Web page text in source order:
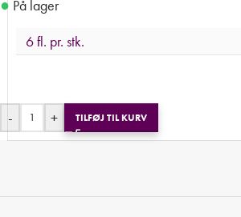
● På lager
6 fl. pr. stk.
- + TILFØJ TIL KURV